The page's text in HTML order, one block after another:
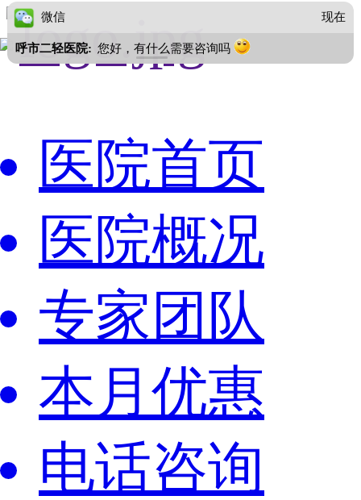
医院首页
医院概况
专家团队
本月优惠
电话咨询
微信 现在
呼市二轻医院: 您好，有什么需要咨询吗